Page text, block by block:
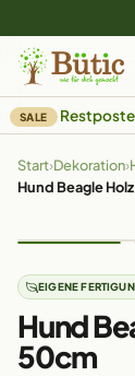
SALE
Start›Dekoration›
Hund Beagle
EIGENE
Hund
50cm